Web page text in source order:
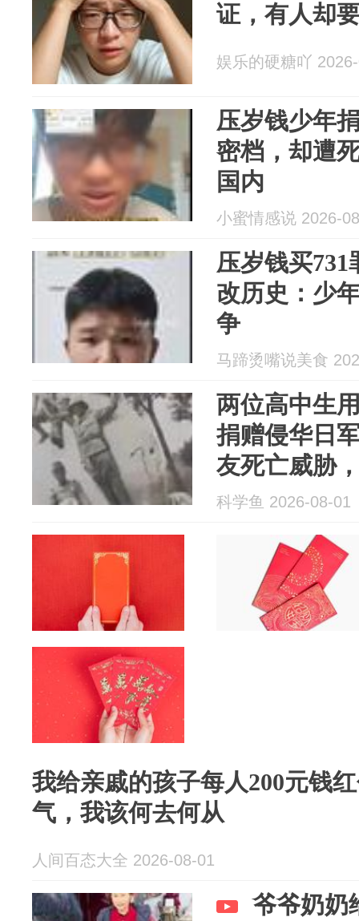
证，有人却
娱乐的硬糖吖
压岁钱少年
密档，却遭
国内
小蜜情感说 2026-
压岁钱买731
改历史：少
争
马蹄烫嘴说美食
两位高中生
捐赠侵华日
友死亡威胁
立案并启动
科学鱼 2026-08-01
我给亲戚的孩子每人200元钱
气，我该何去何从
人间百态大全 2026-08-01
爷爷奶奶